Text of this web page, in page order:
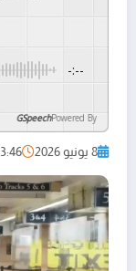
-:--
Powered By
GSpeech
8 يونيو 2026 3:46 م